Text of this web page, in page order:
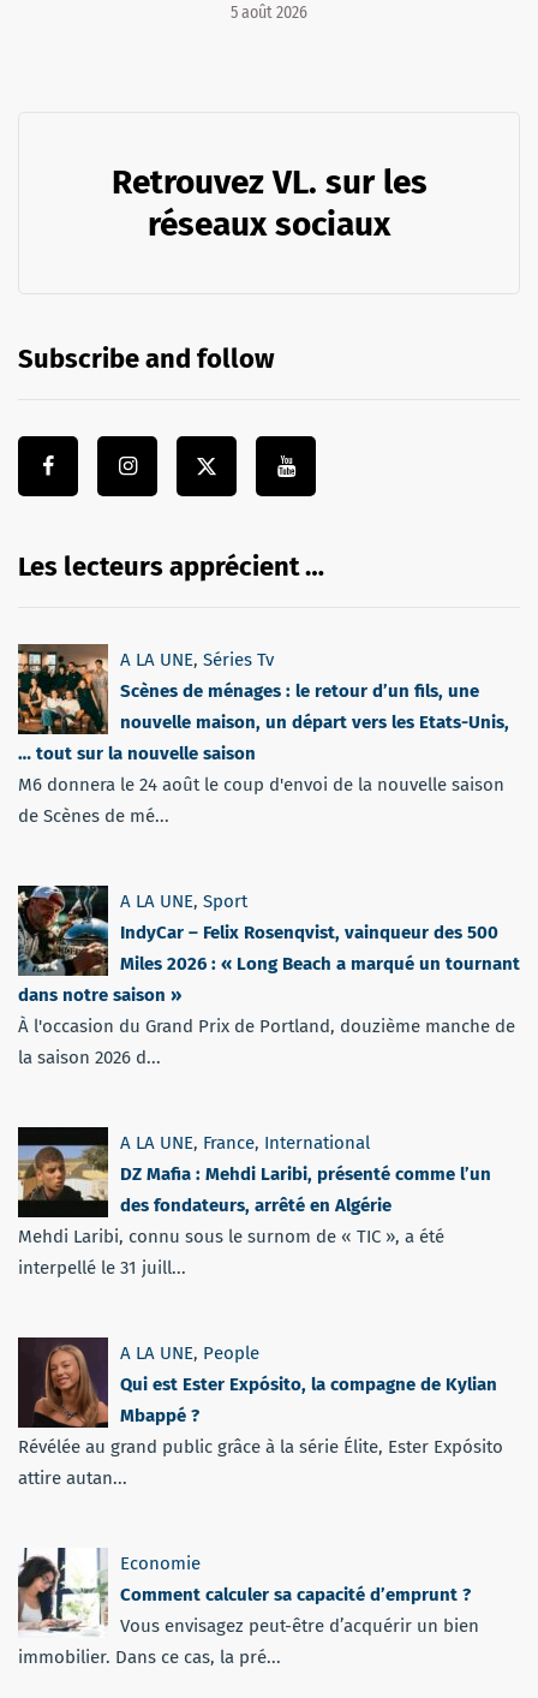
5 août 2026
Retrouvez VL. sur les
réseaux sociaux
Subscribe and follow
Les lecteurs apprécient …
A LA UNE, Séries Tv
Scènes de ménages : le retour d’un fils, une
nouvelle maison, un départ vers les Etats-Unis,
… tout sur la nouvelle saison
M6 donnera le 24 août le coup d'envoi de la nouvelle saison
de Scènes de mé...
A LA UNE, Sport
IndyCar – Felix Rosenqvist, vainqueur des 500
Miles 2026 : « Long Beach a marqué un tournant
dans notre saison »
À l'occasion du Grand Prix de Portland, douzième manche de
la saison 2026 d...
A LA UNE, France, International
DZ Mafia : Mehdi Laribi, présenté comme l’un
des fondateurs, arrêté en Algérie
Mehdi Laribi, connu sous le surnom de « TIC », a été
interpellé le 31 juill...
A LA UNE, People
Qui est Ester Expósito, la compagne de Kylian
Mbappé ?
Révélée au grand public grâce à la série Élite, Ester Expósito
attire autan...
Economie
Comment calculer sa capacité d’emprunt ?
Vous envisagez peut-être d’acquérir un bien
immobilier. Dans ce cas, la pré...